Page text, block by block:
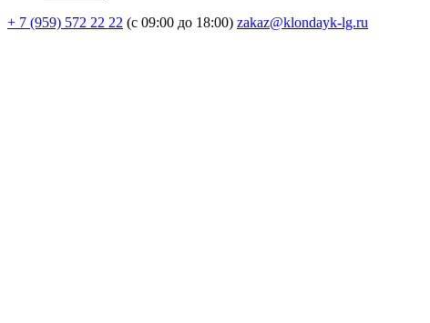
+ 7 (959) 572 22 22 (с 09:00 до 18:00) zakaz@klondayk-lg.ru